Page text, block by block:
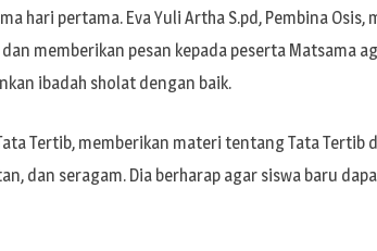
hari pertama. Eva Yuli Artha S.pd, Pembina
memberikan pesan kepada peserta Matsama
ibadah sholat dengan baik.
Tertib, memberikan materi tentang Tata Tertib
dan seragam. Dia berharap agar siswa baru